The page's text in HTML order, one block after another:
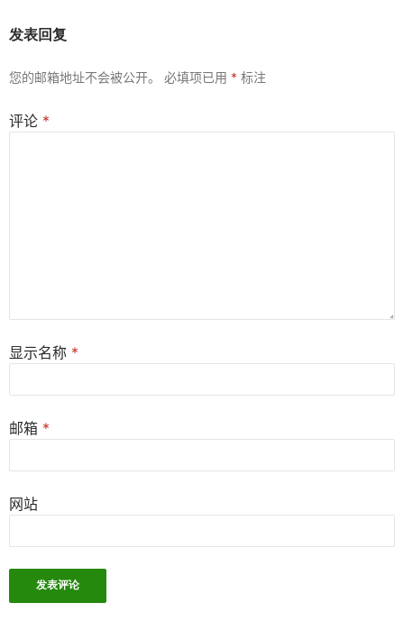
发表回复
您的邮箱地址不会被公开。 必填项已用 * 标注
评论 *
显示名称 *
邮箱 *
网站